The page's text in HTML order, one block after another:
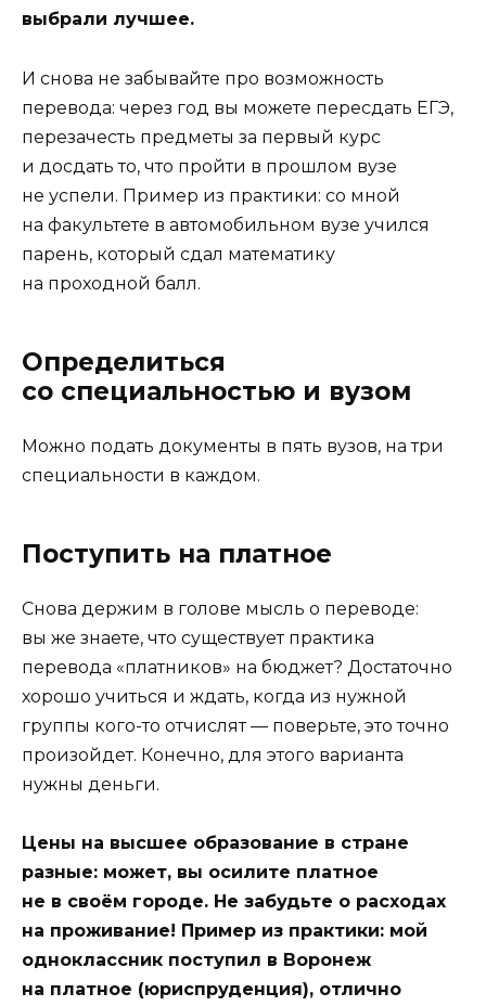
выбрали лучшее.
И снова не забывайте про возможность
перевода: через год вы можете пересдать ЕГЭ,
перезачесть предметы за первый курс
и досдать то, что пройти в прошлом вузе
не успели. Пример из практики: со мной
на факультете в автомобильном вузе учился
парень, который сдал математику
на проходной балл.
Определиться
со специальностью и вузом
Можно подать документы в пять вузов, на три
специальности в каждом.
Поступить на платное
Снова держим в голове мысль о переводе:
вы же знаете, что существует практика
перевода «платников» на бюджет? Достаточно
хорошо учиться и ждать, когда из нужной
группы кого-то отчислят — поверьте, это точно
произойдет. Конечно, для этого варианта
нужны деньги.
Цены на высшее образование в стране
разные: может, вы осилите платное
не в своём городе. Не забудьте о расходах
на проживание! Пример из практики: мой
одноклассник поступил в Воронеж
на платное (юриспруденция), отлично